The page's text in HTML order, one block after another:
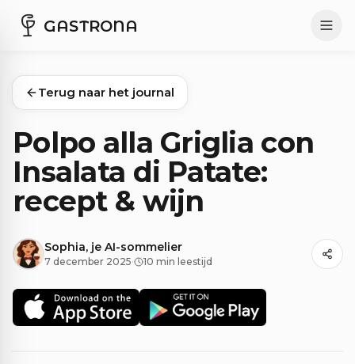
GASTRONA
Terug naar het journal
Polpo alla Griglia con
Insalata di Patate:
recept & wijn
Sophia, je AI-sommelier
7 december 2025· 10 min leestijd